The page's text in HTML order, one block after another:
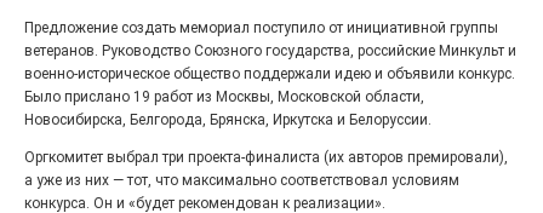
«Районы-кварталы»
путешествуют по городу
Предложение создать мемориал поступило от инициативной группы
ветеранов. Руководство Союзного государства, российские Минкульт и
военно-историческое общество поддержали идею и объявили конкурс.
Было прислано 19 работ из Москвы, Московской области,
Новосибирска, Белгорода, Брянска, Иркутска и Белоруссии.
Оргкомитет выбрал три проекта-финалиста (их авторов премировали),
а уже из них — тот, что максимально соответствовал условиям
конкурса. Он и «будет рекомендован к реализации».